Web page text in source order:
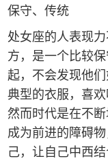
保守、传统
处女座的人表现
方，是一个比较
起，不会发现他
典型的衣服，喜
然而时代是在不
成为前进的障碍
己，让自己中西